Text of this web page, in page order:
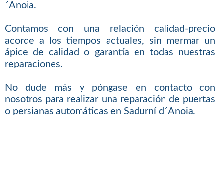
´Anoia.
Contamos con una relación calidad-precio
acorde a los tiempos actuales, sin mermar un
ápice de calidad o garantía en todas nuestras
reparaciones.
No dude más y póngase en contacto con
nosotros para realizar una reparación de puertas
o persianas automáticas en Sadurní d´Anoia.